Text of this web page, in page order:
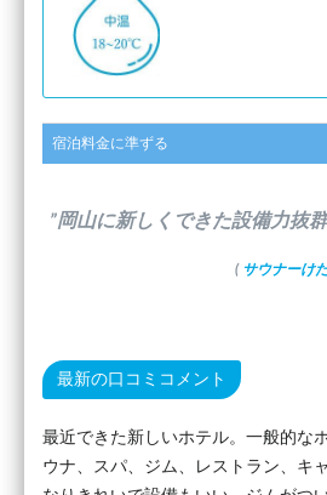
宿泊料金に準ずる
”岡山に新しくできた設備力抜
( サウナーけ
最新の口コミコメント
最近できた新しいホテル。一般的な
ウナ、スパ、ジム、レストラン、キ